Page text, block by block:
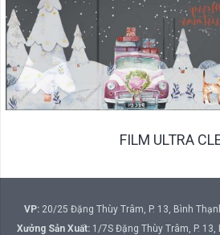
FILM ULTRA
VP:20/25 Đặng Thùy Trâm, P. 13, Bình
Xưởng Sản Xuất: 1/7S Đặng Thùy Trâm, P. 13,